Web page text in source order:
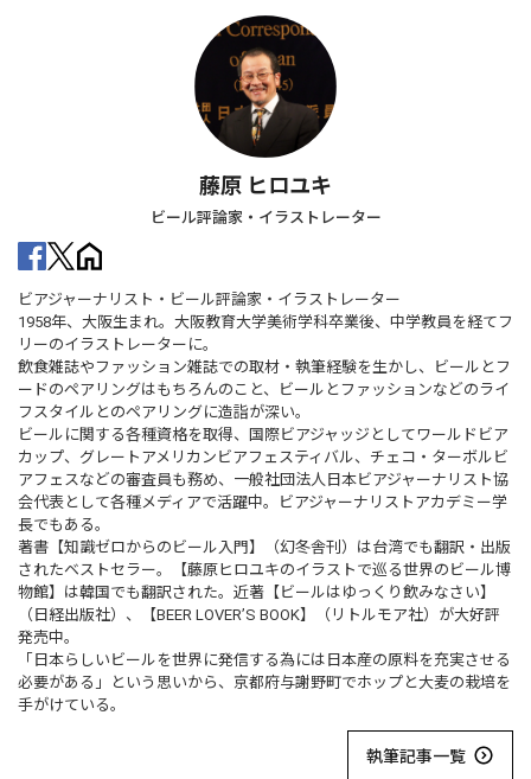
藤原 ヒロユキ
ビール評論家・イラストレーター
ビアジャーナリスト・ビール評論家・イラストレーター
1958年、大阪生まれ。大阪教育大学美術学科卒業後、中学教員を経てフ
リーのイラストレーターに。
飲食雑誌やファッション雑誌での取材・執筆経験を生かし、ビールとフ
ードのペアリングはもちろんのこと、ビールとファッションなどのライ
フスタイルとのペアリングに造詣が深い。
ビールに関する各種資格を取得、国際ビアジャッジとしてワールドビア
カップ、グレートアメリカンビアフェスティバル、チェコ・ターボルビ
アフェスなどの審査員も務め、一般社団法人日本ビアジャーナリスト協
会代表として各種メディアで活躍中。ビアジャーナリストアカデミー学
長でもある。
著書【知識ゼロからのビール入門】（幻冬舎刊）は台湾でも翻訳・出版
されたベストセラー。【藤原ヒロユキのイラストで巡る世界のビール博
物館】は韓国でも翻訳された。近著【ビールはゆっくり飲みなさい】
（日経出版社）、【BEER LOVER’S BOOK】（リトルモア社）が大好評
発売中。
「日本らしいビールを世界に発信する為には日本産の原料を充実させる
必要がある」という思いから、京都府与謝野町でホップと大麦の栽培を
手がけている。
執筆記事一覧